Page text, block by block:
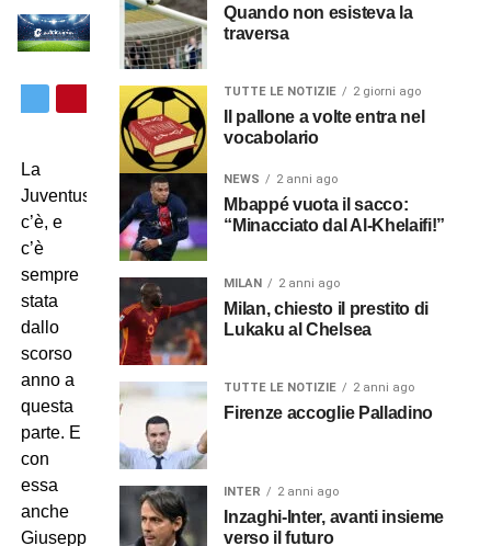
La
Juventus
c’è, e
c’è
sempre
stata
dallo
scorso
anno a
questa
parte. E
con
essa
anche
Giuseppe
Quando non esisteva la
traversa
TUTTE LE NOTIZIE 2 giorni ago
Il pallone a volte entra nel
vocabolario
NEWS 2 anni ago
Mbappé vuota il sacco:
“Minacciato dal Al-Khelaifi!”
MILAN 2 anni ago
Milan, chiesto il prestito di
Lukaku al Chelsea
TUTTE LE NOTIZIE 2 anni ago
Firenze accoglie Palladino
INTER 2 anni ago
Inzaghi-Inter, avanti insieme
verso il futuro